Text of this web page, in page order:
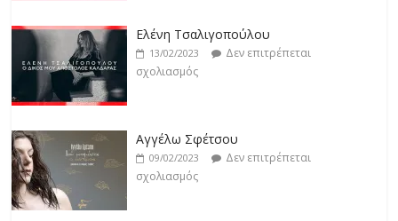
19/02/2023
Δεν επιτρέπεται
σχολιασμός
Ελένη Τσαλιγοπούλου
13/02/2023
Δεν επιτρέπεται
σχολιασμός
Αγγέλω Σφέτσου
09/02/2023
Δεν επιτρέπεται
σχολιασμός